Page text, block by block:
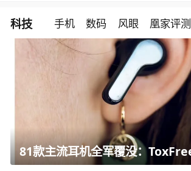
科技 手机 数码 风眼 凰家评测